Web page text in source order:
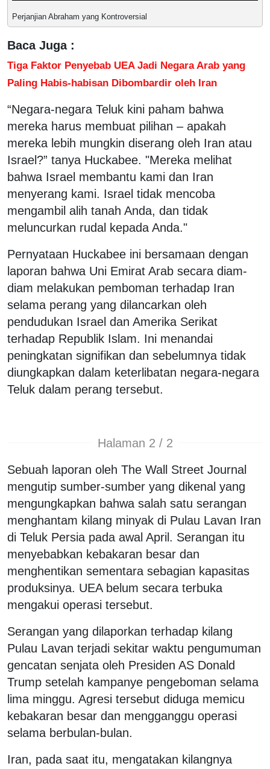
Perjanjian Abraham yang Kontroversial
Baca Juga :
Tiga Faktor Penyebab UEA Jadi Negara Arab yang
Paling Habis-habisan Dibombardir oleh Iran
“Negara-negara Teluk kini paham bahwa
mereka harus membuat pilihan – apakah
mereka lebih mungkin diserang oleh Iran atau
Israel?” tanya Huckabee. "Mereka melihat
bahwa Israel membantu kami dan Iran
menyerang kami. Israel tidak mencoba
mengambil alih tanah Anda, dan tidak
meluncurkan rudal kepada Anda."
Pernyataan Huckabee ini bersamaan dengan
laporan bahwa Uni Emirat Arab secara diam-
diam melakukan pemboman terhadap Iran
selama perang yang dilancarkan oleh
pendudukan Israel dan Amerika Serikat
terhadap Republik Islam. Ini menandai
peningkatan signifikan dan sebelumnya tidak
diungkapkan dalam keterlibatan negara-negara
Teluk dalam perang tersebut.
Halaman 2 / 2
Sebuah laporan oleh The Wall Street Journal
mengutip sumber-sumber yang dikenal yang
mengungkapkan bahwa salah satu serangan
menghantam kilang minyak di Pulau Lavan Iran
di Teluk Persia pada awal April. Serangan itu
menyebabkan kebakaran besar dan
menghentikan sementara sebagian kapasitas
produksinya. UEA belum secara terbuka
mengakui operasi tersebut.
Serangan yang dilaporkan terhadap kilang
Pulau Lavan terjadi sekitar waktu pengumuman
gencatan senjata oleh Presiden AS Donald
Trump setelah kampanye pengeboman selama
lima minggu. Agresi tersebut diduga memicu
kebakaran besar dan mengganggu operasi
selama berbulan-bulan.
Iran, pada saat itu, mengatakan kilangnya